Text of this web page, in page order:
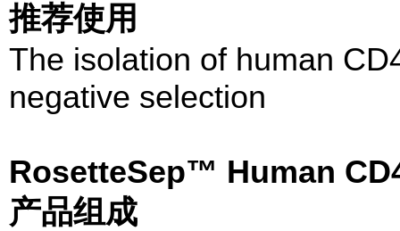
推荐使用
The isolation of human
negative selection
RosetteSep™ Human
产品组成